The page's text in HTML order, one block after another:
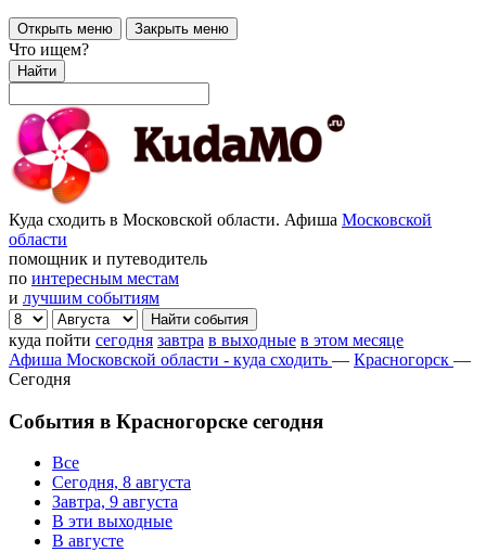
Открыть меню Закрыть меню
Что ищем?
Найти
Куда сходить в Московской области. Афиша Московской
области
помощник и путеводитель
по интересным местам
и лучшим событиям
куда пойти сегодня завтра в выходные в этом месяце
Афиша Московской области - куда сходить — Красногорск —
Сегодня
События в Красногорске сегодня
Все
Сегодня, 8 августа
Завтра, 9 августа
В эти выходные
В августе